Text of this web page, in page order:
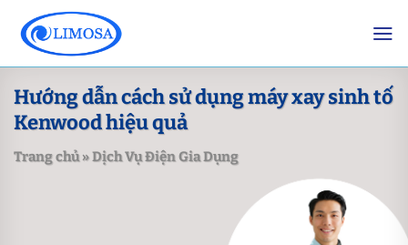
content
Hướng dẫn cách sử dụng máy xay sinh tố
Kenwood hiệu quả
Trang chủ»Dịch Vụ Điện Gia Dụng